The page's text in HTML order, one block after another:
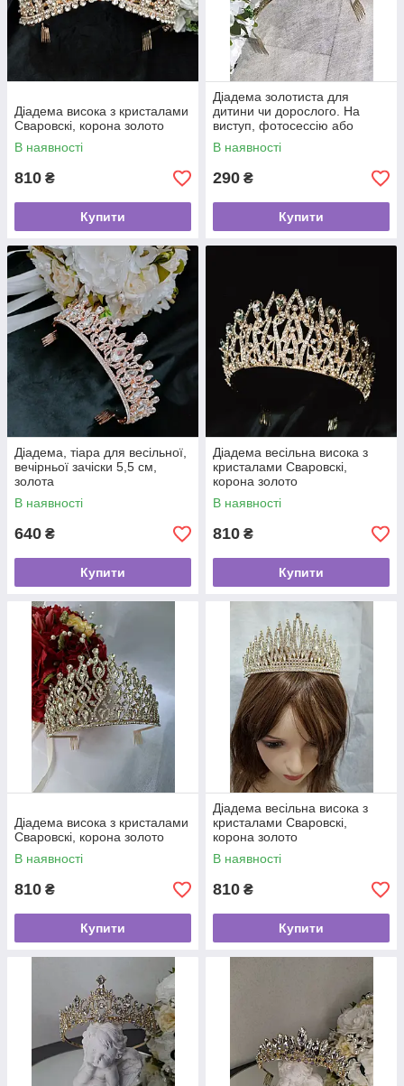
Діадема висока з кристалами
Сваровскі, корона золото
В наявності
810 ₴
Купити
Діадема золотиста для
дитини чи дорослого. На
виступ, фотосессію або
весілля
В наявності
290 ₴
Купити
Діадема, тіара для весільної,
вечірньої зачіски 5,5 см,
золота
В наявності
640 ₴
Купити
Діадема весільна висока з
кристалами Сваровскі,
корона золото
В наявності
810 ₴
Купити
Діадема висока з кристалами
Сваровскі, корона золото
В наявності
810 ₴
Купити
Діадема весільна висока з
кристалами Сваровскі,
корона золото
В наявності
810 ₴
Купити